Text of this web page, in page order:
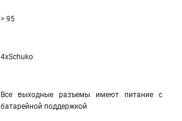
> 95
4xSchuko
Все выходные разъемы имеют питание с
батарейной поддержкой